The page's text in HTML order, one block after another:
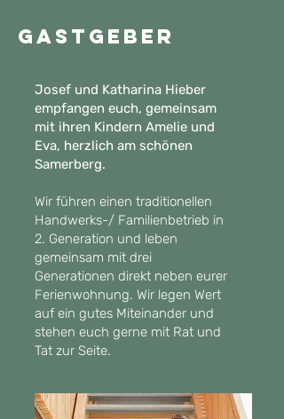
Gastgeber
Josef und Katharina Hieber
empfangen euch, gemeinsam
mit ihren Kindern Amelie und
Eva, herzlich am schönen
Samerberg.
Wir führen einen traditionellen
Handwerks-/ Familienbetrieb in
2. Generation und leben
gemeinsam mit drei
Generationen direkt neben eurer
Ferienwohnung. Wir legen Wert
auf ein gutes Miteinander und
stehen euch gerne mit Rat und
Tat zur Seite.